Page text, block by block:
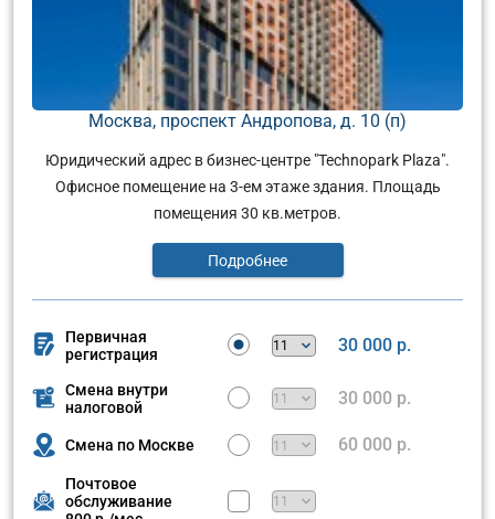
Москва, проспект Андропова, д. 10 (п)
Юридический адрес в бизнес-центре "Technopark Plaza".
Офисное помещение на 3-ем этаже здания. Площадь
помещения 30 кв.метров.
Подробнее
Первичная
регистрация
30 000 р.
Смена внутри
налоговой
30 000 р.
Смена по Москве 60 000 р.
Почтовое
обслуживание